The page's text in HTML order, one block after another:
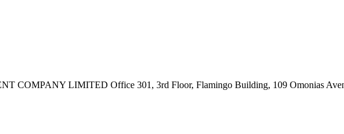
COMPANY LIMITED Office 301, 3rd Floor, Flamingo Building, 109 Omonias